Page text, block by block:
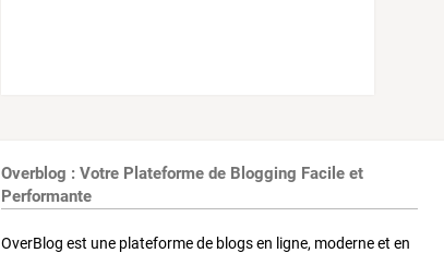
Overblog : Votre Plateforme de Blogging Facile et
Performante
OverBlog est une plateforme de blogs en ligne, moderne et en